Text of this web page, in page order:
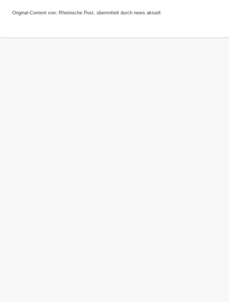
Original-Content von: Rheinische Post, übermittelt durch news aktuell